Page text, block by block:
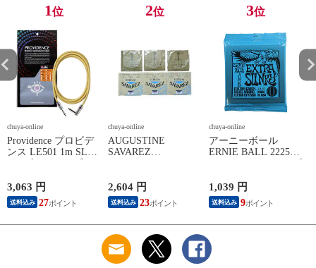
1位
chuya-online
Providence プロビデ
ンス LE501 1m SL
3,063 円
送料込み 27
2位
chuya-online
AUGUSTINE
SAVAREZ
2,604 円
送料込み 23
3位
chuya-online
アーニーボール
ERNIE BALL 2225
1,039 円
送料込み 9